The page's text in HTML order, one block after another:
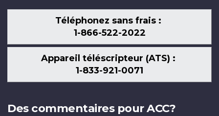
Téléphonez sans frais :
1-866-522-2022
Appareil téléscripteur (ATS) :
1-833-921-0071
Des commentaires pour ACC?